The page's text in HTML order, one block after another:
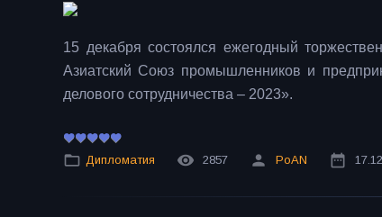
15 декабря состоялся ежегодный
Азиатский Союз промышленников и
делового сотрудничества – 2023».
Дипломатия 2857 PoAN